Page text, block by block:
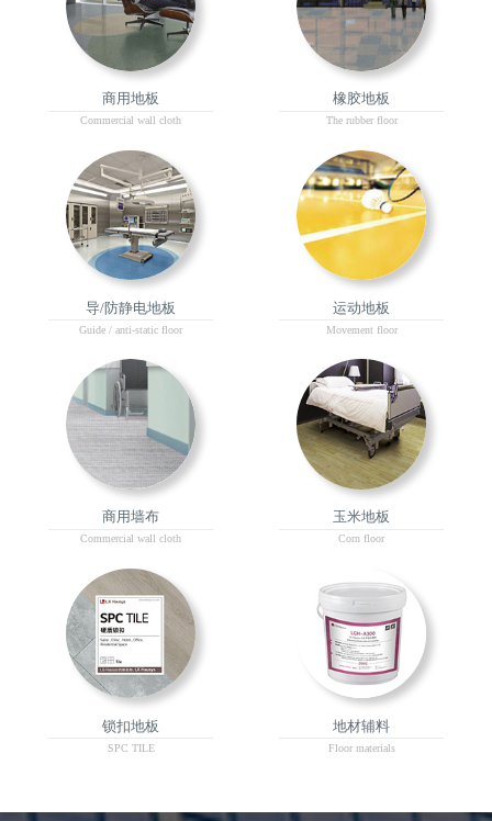
商用地板
Commercial wall cloth
橡胶地板
The rubber floor
导/防静电地板
Guide / anti-static floor
运动地板
Movement floor
商用墙布
Commercial wall cloth
玉米地板
Corn floor
锁扣地板
SPC TILE
地材辅料
Floor materials